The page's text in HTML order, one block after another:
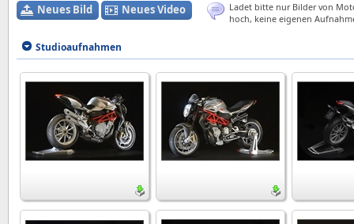
Neues Bild Neues Video
Ladet bitte nur Bilder von
hoch, keine eigenen
Studioaufnahmen